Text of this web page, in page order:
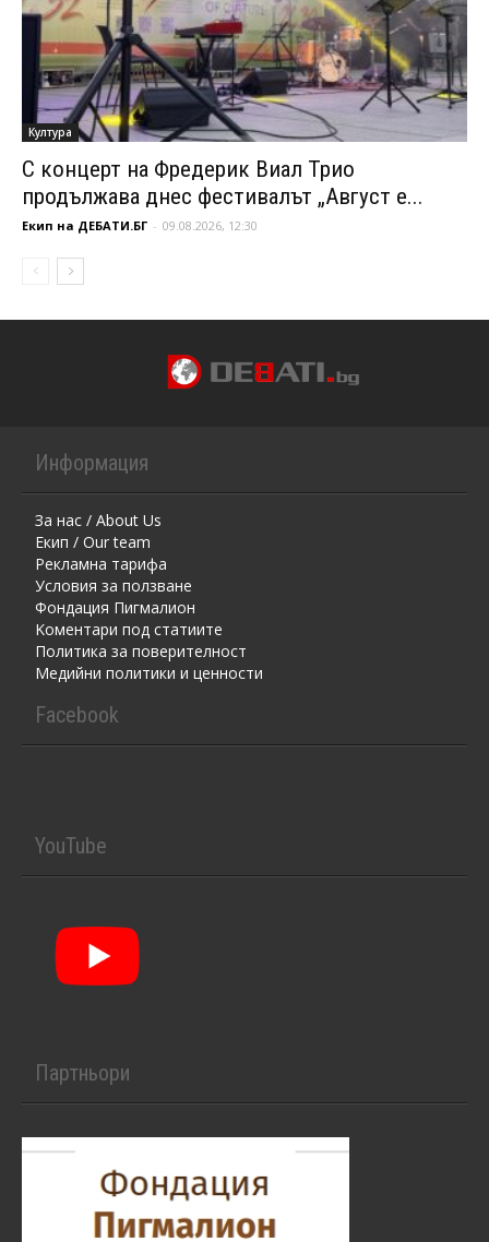
Култура
С концерт на Фредерик Виал Трио
продължава днес фестивалът „Август е...
Екип на ДЕБАТИ.БГ - 09.08.2026, 12:30
Информация
За нас / About Us
Екип / Our team
Рекламна тарифа
Условия за ползване
Фондация Пигмалион
Kоментaри под статиите
Политика за поверителност
Медийни политики и ценности
Facebook
YouTube
Партньори